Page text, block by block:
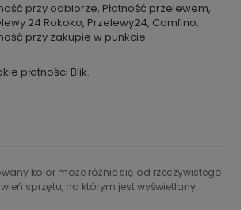
przy odbiorze, Płatność przelewem,
24 Rokoko, Przelewy24, Comfino,
przy zakupie w punkcie
płatności Blik.
kolor może różnić się od rzeczywistego
sprzętu, na którym jest wyświetlany.